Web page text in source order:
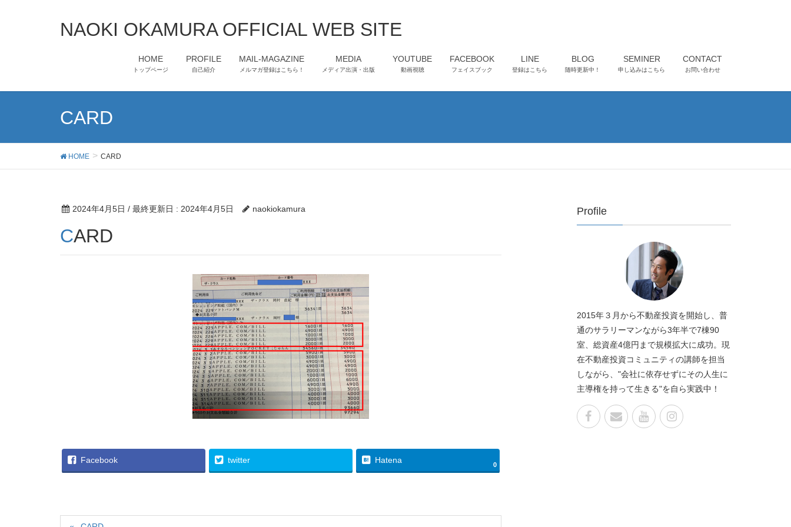
NAOKI OKAMURA OFFICIAL WEB SITE
HOME
トップページ
PROFILE
自己紹介
MAIL-MAGAZINE
メルマガ登録はこちら！
MEDIA
メディア出演・出版
YOUTUBE
動画視聴
FACEBOOK
フェイスブック
LINE
登録はこちら
BLOG
随時更新中！
SEMINER
申し込みはこちら
CONTACT
お問い合わせ
CARD
HOME CARD
2024年4月5日 / 最終更新日 : 2024年4月5日 naokiokamura
CARD
Facebook twitter Hatena 0
Profile
2015年３月から不動産投資を開始し、普
通のサラリーマンながら3年半で7棟90
室、総資産4億円まで規模拡大に成功。現
在不動産投資コミュニティの講師を担当
しながら、"会社に依存せずにその人生に
主導権を持って生きる"を自ら実践中！